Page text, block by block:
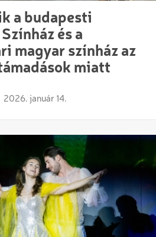
a budapesti
és a
magyar színház az
miatt
2026. január 14.